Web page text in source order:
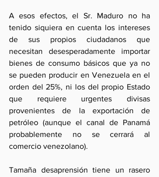
A esos efectos, el Sr. Maduro no ha
tenido siquiera en cuenta los intereses
de sus propios ciudadanos que
necesitan desesperadamente importar
bienes de consumo básicos que ya no
se pueden producir en Venezuela en el
orden del 25%, ni los del propio Estado
que requiere urgentes divisas
provenientes de la exportación de
petróleo (aunque el canal de Panamá
probablemente no se cerrará al
comercio venezolano).
Tamaña desaprensión tiene un rasero